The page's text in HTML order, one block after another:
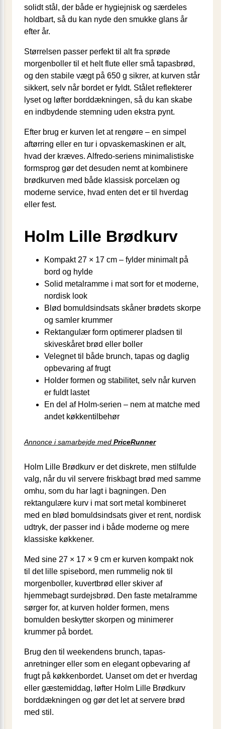
solidt stål, der både er hygiejnisk og særdeles
holdbart, så du kan nyde den smukke glans år
efter år.
Størrelsen passer perfekt til alt fra sprøde
morgenboller til et helt flute eller små tapasbrød,
og den stabile vægt på 650 g sikrer, at kurven står
sikkert, selv når bordet er fyldt. Stålet reflekterer
lyset og løfter borddækningen, så du kan skabe
en indbydende stemning uden ekstra pynt.
Efter brug er kurven let at rengøre – en simpel
aftørring eller en tur i opvaskemaskinen er alt,
hvad der kræves. Alfredo-seriens minimalistiske
formsprog gør det desuden nemt at kombinere
brødkurven med både klassisk porcelæn og
moderne service, hvad enten det er til hverdag
eller fest.
Holm Lille Brødkurv
Kompakt 27 × 17 cm – fylder minimalt på
bord og hylde
Solid metalramme i mat sort for et moderne,
nordisk look
Blød bomuldsindsats skåner brødets skorpe
og samler krummer
Rektangulær form optimerer pladsen til
skiveskåret brød eller boller
Velegnet til både brunch, tapas og daglig
opbevaring af frugt
Holder formen og stabilitet, selv når kurven
er fuldt lastet
En del af Holm-serien – nem at matche med
andet køkkentilbehør
Annonce i samarbejde med PriceRunner
Holm Lille Brødkurv er det diskrete, men stilfulde
valg, når du vil servere friskbagt brød med samme
omhu, som du har lagt i bagningen. Den
rektangulære kurv i mat sort metal kombineret
med en blød bomuldsindsats giver et rent, nordisk
udtryk, der passer ind i både moderne og mere
klassiske køkkener.
Med sine 27 × 17 × 9 cm er kurven kompakt nok
til det lille spisebord, men rummelig nok til
morgenboller, kuvertbrød eller skiver af
hjemmebagt surdejsbrød. Den faste metalramme
sørger for, at kurven holder formen, mens
bomulden beskytter skorpen og minimerer
krummer på bordet.
Brug den til weekendens brunch, tapas-
anretninger eller som en elegant opbevaring af
frugt på køkkenbordet. Uanset om det er hverdag
eller gæstemiddag, løfter Holm Lille Brødkurv
borddækningen og gør det let at servere brød
med stil.